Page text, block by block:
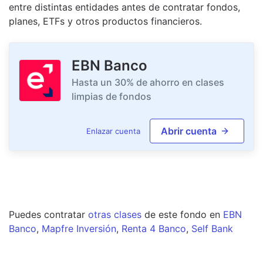
entre distintas entidades antes de contratar fondos,
planes, ETFs y otros productos financieros.
EBN Banco
Hasta un 30% de ahorro en clases
limpias de fondos
Enlazar cuenta Abrir cuenta
Puedes contratar otras clases de este fondo en EBN
Banco, Mapfre Inversión, Renta 4 Banco, Self Bank